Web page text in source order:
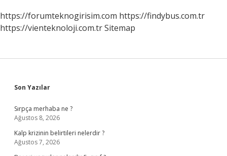
https://forumteknogirisim.com https://findybus.com.tr
https://vienteknoloji.com.trSitemap
Sidebar
Son Yazılar
Sırpça merhaba ne ?
Ağustos 8, 2026
Kalp krizinin belirtileri nelerdir ?
Ağustos 7, 2026